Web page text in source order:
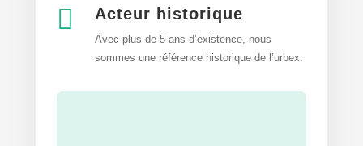
 Acteur historique
Avec plus de 5 ans d’existence, nous
sommes une référence historique de l’urbex.